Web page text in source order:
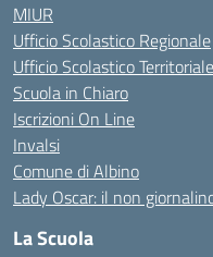
MIUR
Ufficio Scolastico Regionale
Ufficio Scolastico Territoriale
Scuola in Chiaro
Iscrizioni On Line
Invalsi
Comune di Albino
Lady Oscar: il non
La Scuola